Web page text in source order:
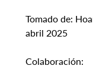
Tomado de:
abril 2025
Colaboración: